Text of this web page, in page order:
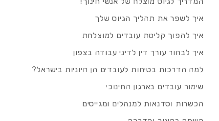
איך לשפר את תהליך הגיוס שלך
איך להפוך קליטת עובדים למוצלחת
איך לבחור עורך דין לדיני עבודה בצפון
למה הדרכות בטיחות לעובדים הן חיוניות בישראל?
שימור עובדים בארגון החינוכי
הכשרות וסדנאות למנהלים ומגייסים